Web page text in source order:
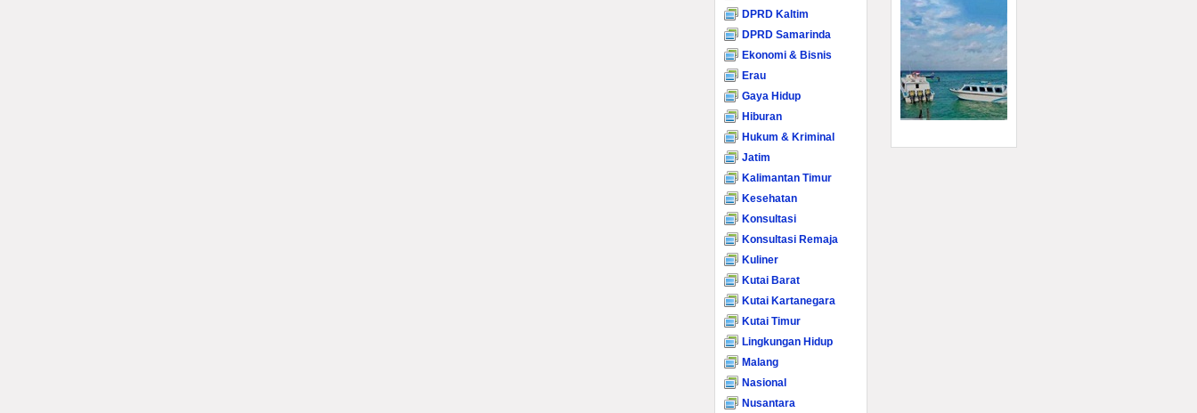
DPRD Kaltim
DPRD Samarinda
Ekonomi & Bisnis
Erau
Gaya Hidup
Hiburan
Hukum & Kriminal
Jatim
Kalimantan Timur
Kesehatan
Konsultasi
Konsultasi Remaja
Kuliner
Kutai Barat
Kutai Kartanegara
Kutai Timur
Lingkungan Hidup
Malang
Nasional
Nusantara